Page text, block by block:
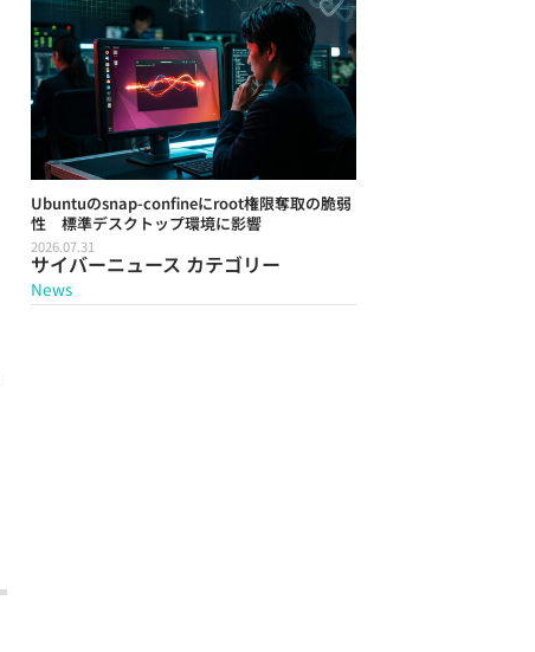
Ubuntuのsnap-confineにroot権限奪取の脆弱
性 標準デスクトップ環境に影響
2026.07.31
サイバーニュース カテゴリー
News